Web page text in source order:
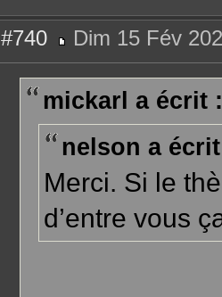
#740
e
a
Dim 15 Fév
mickarl a écrit :
nelson a
Merci. Si le
d’entre vous